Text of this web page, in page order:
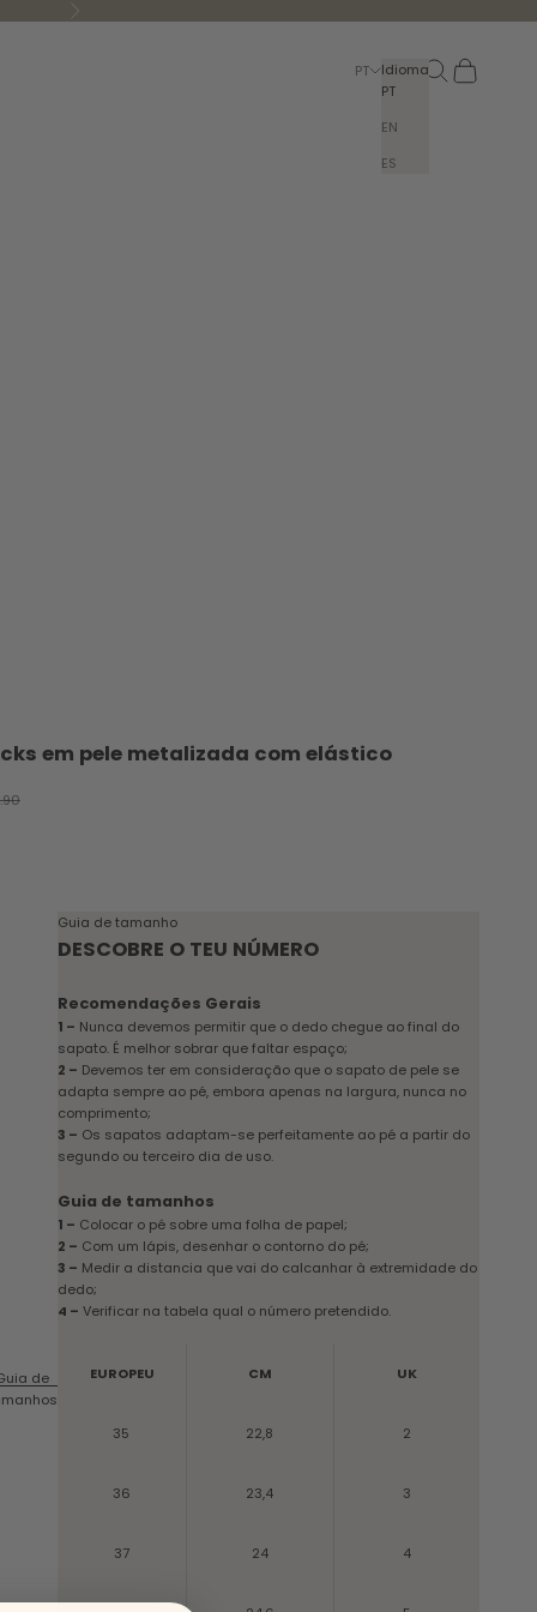
Seguinte
PT
Idioma
PT
EN
ES
Pesquisar
Carrinho
em pele metalizada com elástico
normal
de
Guia de tamanho
DESCOBRE O TEU NÚMERO
Recomendações Gerais
1 – Nunca devemos permitir que o dedo chegue ao final do
sapato. É melhor sobrar que faltar espaço;
2 – Devemos ter em consideração que o sapato de pele se
adapta sempre ao pé, embora apenas na largura, nunca no
comprimento;
3 – Os sapatos adaptam-se perfeitamente ao pé a partir do
segundo ou terceiro dia de uso.
Guia de tamanhos
1 – Colocar o pé sobre uma folha de papel;
2 – Com um lápis, desenhar o contorno do pé;
3 – Medir a distancia que vai do calcanhar à extremidade do
dedo;
4 – Verificar na tabela qual o número pretendido.
EUROPEU CM UK
35 22,8 2
36 23,4 3
37 24 4